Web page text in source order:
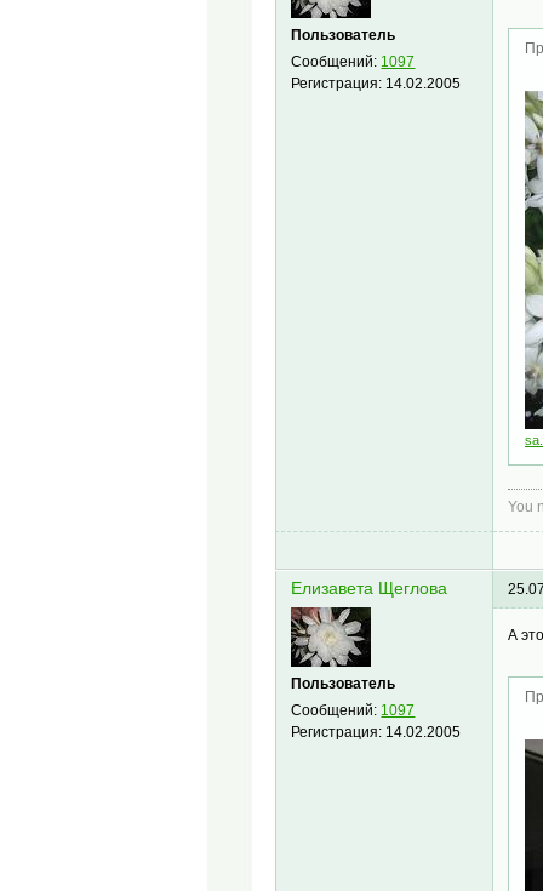
Пользователь
Сообщений: 1097
Регистрация: 14.02.2005
You
Елизавета Щеглова
Пользователь
Сообщений: 1097
Регистрация: 14.02.2005
А